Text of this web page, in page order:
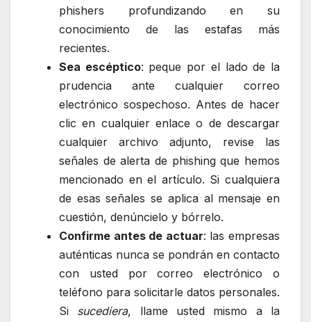
phishers profundizando en su
conocimiento de las estafas más
recientes.
Sea escéptico: peque por el lado de la
prudencia ante cualquier correo
electrónico sospechoso. Antes de hacer
clic en cualquier enlace o de descargar
cualquier archivo adjunto, revise las
señales de alerta de phishing que hemos
mencionado en el artículo. Si cualquiera
de esas señales se aplica al mensaje en
cuestión, denúncielo y bórrelo.
Confirme antes de actuar: las empresas
auténticas nunca se pondrán en contacto
con usted por correo electrónico o
teléfono para solicitarle datos personales.
Si sucediera, llame usted mismo a la